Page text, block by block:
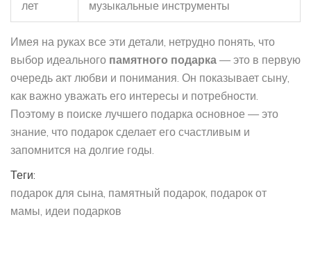
лет
музыкальные инструменты
Имея на руках все эти детали, нетрудно понять, что
выбор идеального памятного подарка — это в первую
очередь акт любви и понимания. Он показывает сыну,
как важно уважать его интересы и потребности.
Поэтому в поиске лучшего подарка основное — это
знание, что подарок сделает его счастливым и
запомнится на долгие годы.
Теги:
подарок для сына памятный подарок подарок от
мамы идеи подарков